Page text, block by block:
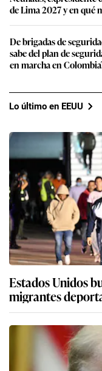
de Lima 2027 y en qué
De brigadas de
sabe del plan de
en marcha en
Lo último en EEUU
Estados Unidos
migrantes